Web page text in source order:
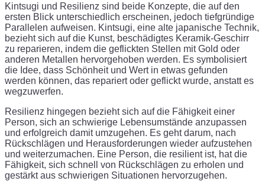
Kintsugi und Resilienz sind beide Konzepte, die auf den
ersten Blick unterschiedlich erscheinen, jedoch tiefgründige
Parallelen aufweisen. Kintsugi, eine alte japanische Technik,
bezieht sich auf die Kunst, beschädigtes Keramik-Geschirr
zu reparieren, indem die geflickten Stellen mit Gold oder
anderen Metallen hervorgehoben werden. Es symbolisiert
die Idee, dass Schönheit und Wert in etwas gefunden
werden können, das repariert oder geflickt wurde, anstatt es
wegzuwerfen.
Resilienz hingegen bezieht sich auf die Fähigkeit einer
Person, sich an schwierige Lebensumstände anzupassen
und erfolgreich damit umzugehen. Es geht darum, nach
Rückschlägen und Herausforderungen wieder aufzustehen
und weiterzumachen. Eine Person, die resilient ist, hat die
Fähigkeit, sich schnell von Rückschlägen zu erholen und
gestärkt aus schwierigen Situationen hervorzugehen.